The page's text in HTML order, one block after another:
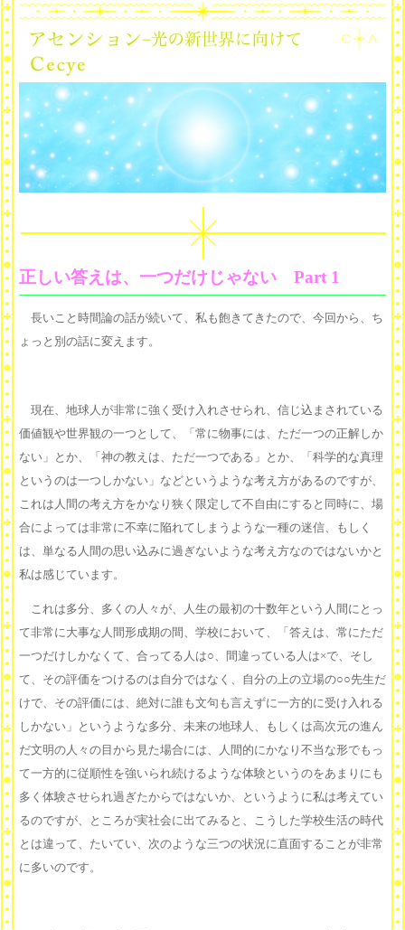
正しい答えは、一つだけじゃない Part 1
長いこと時間論の話が続いて、私も飽きてきたので、今回から、ち
ょっと別の話に変えます。
現在、地球人が非常に強く受け入れさせられ、信じ込まされている
価値観や世界観の一つとして、「常に物事には、ただ一つの正解しか
ない」とか、「神の教えは、ただ一つである」とか、「科学的な真理
というのは一つしかない」などというような考え方があるのですが、
これは人間の考え方をかなり狭く限定して不自由にすると同時に、場
合によっては非常に不幸に陥れてしまうような一種の迷信、もしく
は、単なる人間の思い込みに過ぎないような考え方なのではないかと
私は感じています。
これは多分、多くの人々が、人生の最初の十数年という人間にとっ
て非常に大事な人間形成期の間、学校において、「答えは、常にただ
一つだけしかなくて、合ってる人は○、間違っている人は×で、そし
て、その評価をつけるのは自分ではなく、自分の上の立場の○○先生だ
けで、その評価には、絶対に誰も文句も言えずに一方的に受け入れる
しかない」というような多分、未来の地球人、もしくは高次元の進ん
だ文明の人々の目から見た場合には、人間的にかなり不当な形でもっ
て一方的に従順性を強いられ続けるような体験というのをあまりにも
多く体験させられ過ぎたからではないか、というように私は考えてい
るのですが、ところが実社会に出てみると、こうした学校生活の時代
とは違って、たいてい、次のような三つの状況に直面することが非常
に多いのです。